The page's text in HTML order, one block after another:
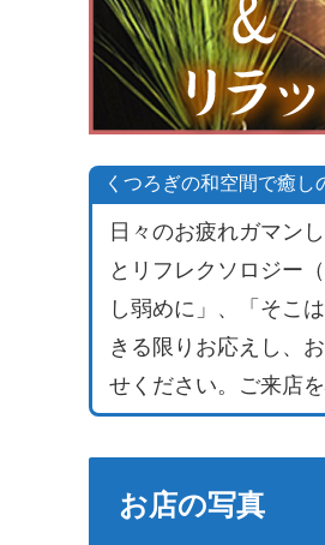
くつろぎの和空間で癒し
日々のお疲れガマン
とリフレクソロジー
し弱めに」、「そこ
きる限りお応えし、
せください。ご来店
お店の写真